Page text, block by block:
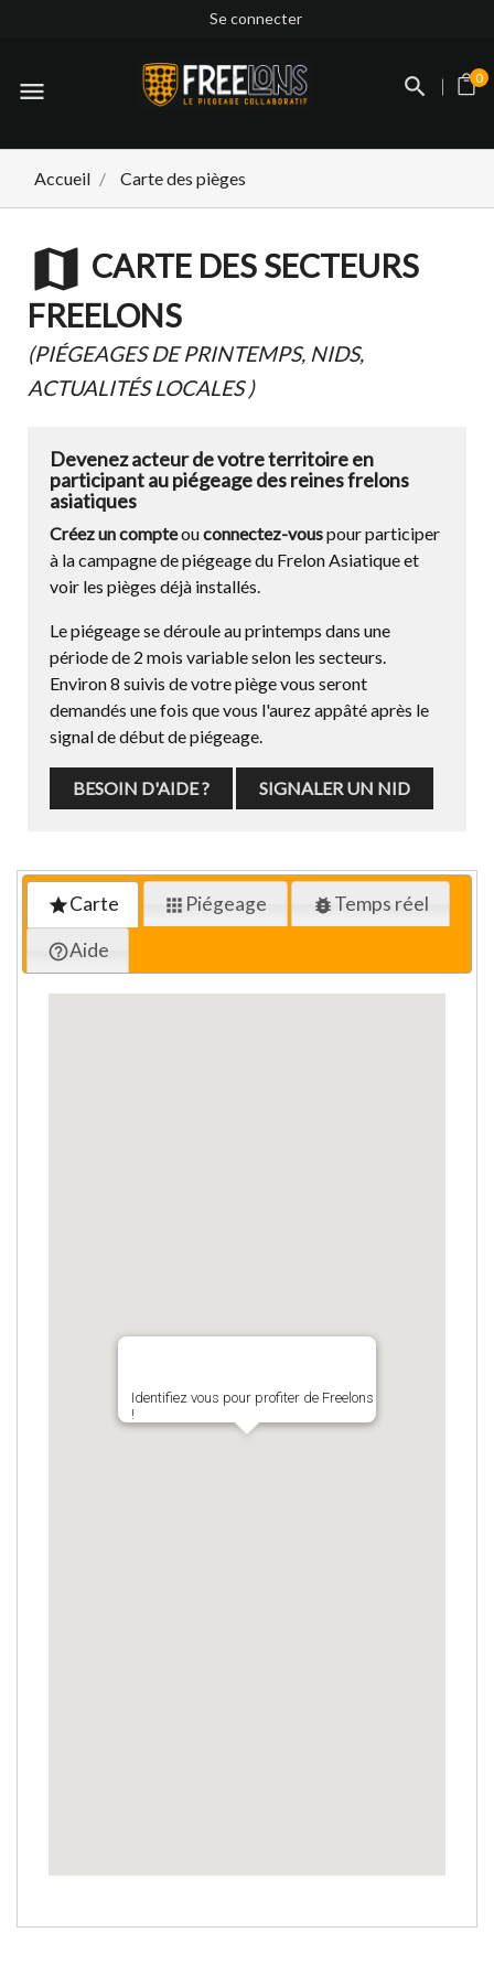
Se connecter
menu 0
Accueil Carte des pièges
map CARTE DES SECTEURS
FREELONS
(PIÉGEAGES DE PRINTEMPS, NIDS,
ACTUALITÉS LOCALES )
Devenez acteur de votre territoire en
participant au piégeage des reines frelons
asiatiques
Créez un compteouconnectez-vouspour participer
à la campagne de piégeage du Frelon Asiatique et
voir les pièges déjà installés.
Le piégeage se déroule au printemps dans une
période de 2 mois variable selon les secteurs.
Environ 8 suivis de votre piège vous seront
demandés une fois que vous l'aurez appâté après le
signal de début de piégeage.
BESOIN D'AIDE ? SIGNALER UN NID
starCarte apps Piégeage bug_report Temps réel
help_outlineAide
Identifiez vous pour profiter de Freelons
!